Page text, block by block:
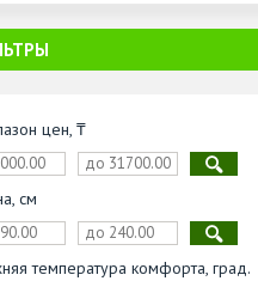
цен, ₸
см
температура комфорта, град.